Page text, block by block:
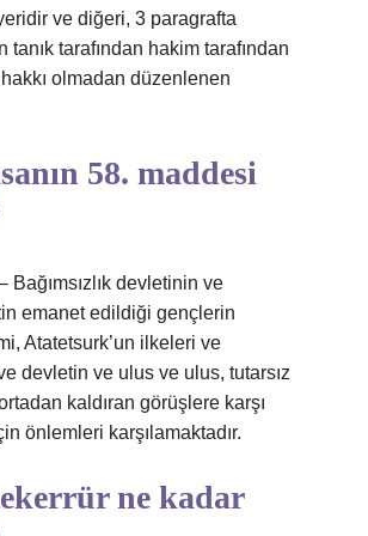
ve diğeri, 3 paragrafta
tanık tarafından hakim tarafından
hakkı olmadan düzenlenen
58. maddesi
Bağımsızlık devletinin ve
emanet edildiği gençlerin
Atatetsurk’un ilkeleri ve
devletin ve ulus ve ulus, tutarsız
kaldıran görüşlere karşı
önlemleri karşılamaktadır.
ne kadar